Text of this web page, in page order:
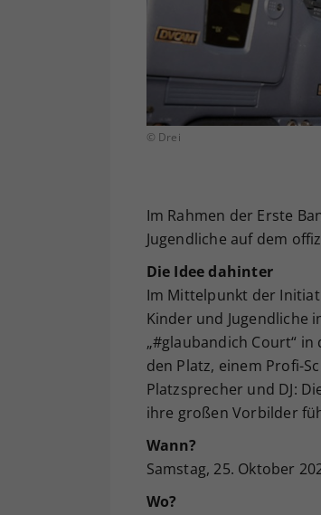
© Drei
Im Rahmen der Erste
Jugendliche auf dem
Die Idee dahinter
Im Mittelpunkt der
Kinder und Jugendliche
„#glaubandich Court“
den Platz, einem Profi-
Platzsprecher und DJ:
ihre großen Vorbilder
Wann?
Samstag, 25. Oktober
Wo?